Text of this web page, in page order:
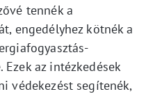
tennék a
engedélyhez kötnék a
az intézkedések
védekezést segítenék,